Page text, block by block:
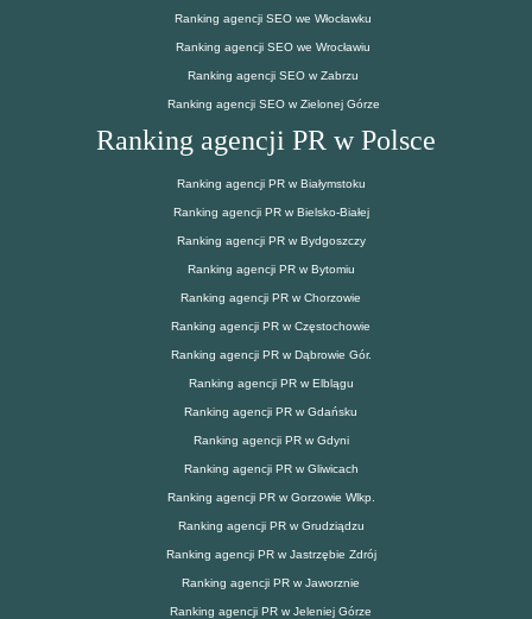
Ranking agencji SEO we Włocławku
Ranking agencji SEO we Wrocławiu
Ranking agencji SEO w Zabrzu
Ranking agencji SEO w Zielonej Górze
Ranking agencji PR w Polsce
Ranking agencji PR w Białymstoku
Ranking agencji PR w Bielsko-Białej
Ranking agencji PR w Bydgoszczy
Ranking agencji PR w Bytomiu
Ranking agencji PR w Chorzowie
Ranking agencji PR w Częstochowie
Ranking agencji PR w Dąbrowie Gór.
Ranking agencji PR w Elblągu
Ranking agencji PR w Gdańsku
Ranking agencji PR w Gdyni
Ranking agencji PR w Gliwicach
Ranking agencji PR w Gorzowie Wlkp.
Ranking agencji PR w Grudziądzu
Ranking agencji PR w Jastrzębie Zdrój
Ranking agencji PR w Jaworznie
Ranking agencji PR w Jeleniej Górze